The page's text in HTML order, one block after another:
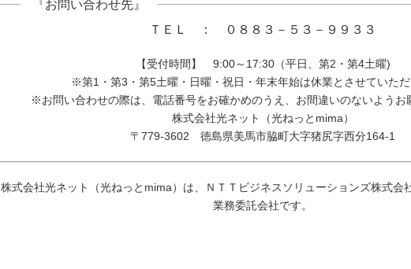
『お問い合わせ先』
ＴＥＬ ： ０８８３－５３－９９３３
【受付時間】 9:00～17:30（平日、第2・第4土曜)
※第1・第3・第5土曜・日曜・祝日・年末年始は休業とさせていただ
※お問い合わせの際は、電話番号をお確かめのうえ、お間違いのないようお
株式会社光ネット（光ねっとmima）
〒779-3602 徳島県美馬市脇町大字猪尻字西分164-1
株式会社光ネット（光ねっとmima）は、ＮＴＴビジネスソリューションズ株式会
業務委託会社です。